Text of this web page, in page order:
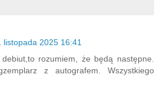
listopada 2025 16:41
rozumiem, że będą następne.
z autografem. Wszystkiego